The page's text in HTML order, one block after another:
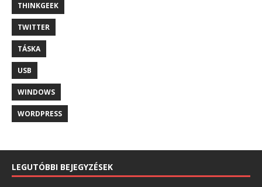
THINKGEEK
TWITTER
TÁSKA
USB
WINDOWS
WORDPRESS
LEGUTÓBBI BEJEGYZÉSEK